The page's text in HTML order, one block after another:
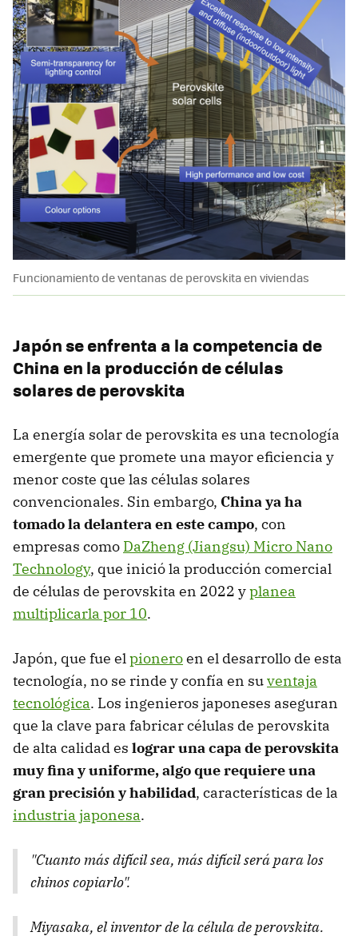
Funcionamiento de ventanas de perovskita en viviendas
Japón se enfrenta a la competencia de
China en la producción de células
solares de perovskita
La energía solar de perovskita es una tecnología
emergente que promete una mayor eficiencia y
menor coste que las células solares
convencionales. Sin embargo, China ya ha
tomado la delantera en este campo, con
empresas como DaZheng (Jiangsu) Micro Nano
Technology, que inició la producción comercial
de células de perovskita en 2022 yplanea
multiplicarla por 10.
Japón, que fue elpioneroen el desarrollo de esta
tecnología, no se rinde y confía en suventaja
tecnológica. Los ingenieros japoneses aseguran
que la clave para fabricar células de perovskita
de alta calidad es lograr una capa de perovskita
muy fina y uniforme, algo que requiere una
gran precisión y habilidad, características de la
industria japonesa.
"Cuanto más difícil sea, más difícil será para los
chinos copiarlo".
Miyasaka, el inventor de la célula de perovskita.